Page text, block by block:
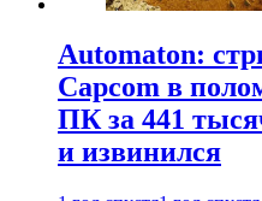
Automaton:
Capcom в
ПК за 441
и извинился